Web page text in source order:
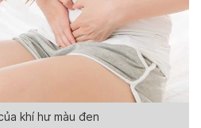
khí hư màu đen